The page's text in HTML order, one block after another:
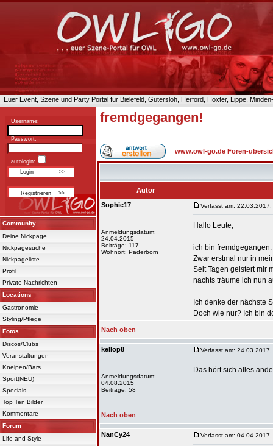
Euer Event, Szene und Party Portal für Bielefeld, Gütersloh, Herford, Höxter, Lippe,
Username:
Passwort:
autologin:
Community
Deine Nickpage
Nickpagesuche
Nickpageliste
Profil
Private Nachrichten
Locations
Gastronomie
Styling/Pflege
Fotos
Discos/Clubs
Veranstaltungen
Kneipen/Bars
Sport(NEU)
Specials
Top Ten Bilder
Kommentare
Forum
Life and Style
fremdgegangen!
www.owl-go.de Foren-
Autor
Sophie17
Anmeldungsdatum:
24.04.2015
Beiträge: 117
Wohnort: Paderborn
Verfasst am:
Hallo Leute,
ich bin fremdgegangen.
Zwar erstmal nur in
Seit Tagen geistert mir
nachts träume ich nun
Ich denke der nächste
Doch wie nur? Ich bin
Nach oben
kellop8
Anmeldungsdatum:
04.08.2015
Beiträge: 58
Verfasst am:
Das hört sich alles
Nach oben
NanCy24 Verfasst am: 04.04.2017,